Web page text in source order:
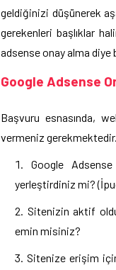
geldiğinizi düşünerek
gerekenleri başlıklar
adsense onay alma diye
Google Adsense
Başvuru esnasında,
vermeniz gerekmektedir.
Google
yerleştirdiniz mi?
Sitenizin aktif
emin misiniz?
Sitenize erişim